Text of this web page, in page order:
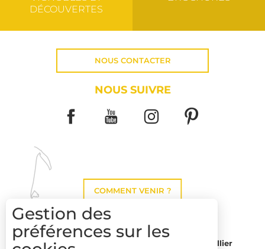
DÉCOUVERTES
NOUS CONTACTER
NOUS SUIVRE
COMMENT VENIR ?
Montpellier
Gestion des
préférences sur les